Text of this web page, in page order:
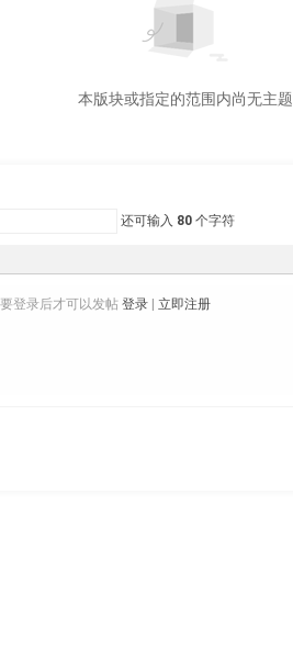
本版块或指定的范围内尚无主题
还可输入 80 个字符
登录后才可以发帖 登录| 立即注册